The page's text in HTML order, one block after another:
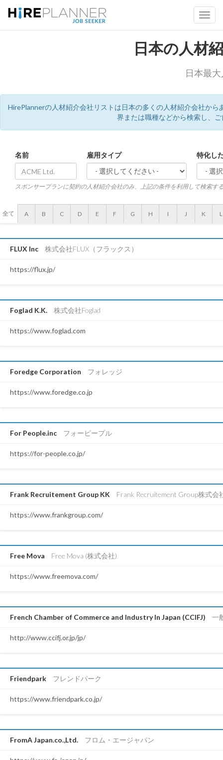
日本の人材
日本最
HirePlannerの人材紹介会社リストは日本の多くの人材紹介会社か
界または職種などから検索し、
名前 雇用タイプ 特化し
スポンサープランに契約の人材紹介会社のみ、上記の条件を利用して検索す
全て A B C D E F G H I J K L
FLUX Inc 株式会社FLUX（フラックス）
https://flux.jp/
Foglad K.K. 株式会社Foglad
https://www.foglad.com
Foredge Corporation フォレッジ
https://www.foredge.co.jp
For People.inc フォーピープル
https://for-people.co.jp/
Frank Recruitement Group KK Frank Recruitement Group株式会
https://www.frankgroup.com/
Free Mova Free Mova (株式会社)
https://www.freemova.com/
French Chamber of Commerce and Industry In Japan (CCIFJ) 一
http://www.ccifj.or.jp/jp/
Friendpark フレンドパーク
https://www.friendpark.co.jp/
FromA Japan.co.,Ltd. フロム・エージャパン